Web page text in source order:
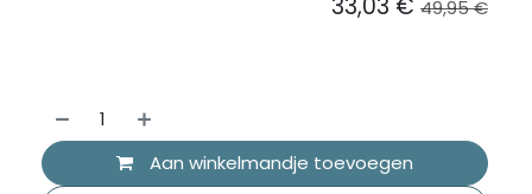
Aan winkelmandje toevoegen
49,95€